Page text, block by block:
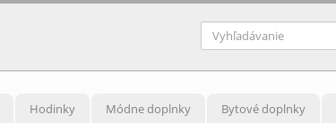
Hodinky Módne doplnky Bytové doplnky